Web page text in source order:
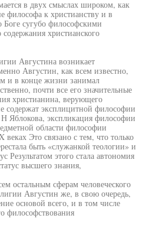
в двух смыслах широком, как
философа к христианству и в
Боге сугубо философскими
содержания христианского
Августина возникает
Августин, как всем известно,
и в конце жизни занимал
почти все его значительные
христианина, верующего
содержат эксплицитной философии
экспликация философии
области философии
Это связано с тем, что только
быть «служанкой теологии» и
Результатом этого стала автономия
высшего знания,
остальным сферам человеческого
Августин же, в свою очередь,
основой всего, и в том числе
философствования